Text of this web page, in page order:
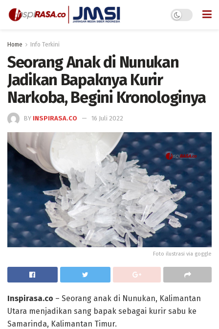
Home Info Terkini
Seorang Anak di Nunukan
Jadikan Bapaknya Kurir
Narkoba, Begini Kronologinya
BY INSPIRASA.CO 16 Juli 2022
Foto ilustrasi via goggle
Inspirasa.co – Seorang anak di Nunukan, Kalimantan
Utara menjadikan sang bapak sebagai kurir sabu ke
Samarinda, Kalimantan Timur.